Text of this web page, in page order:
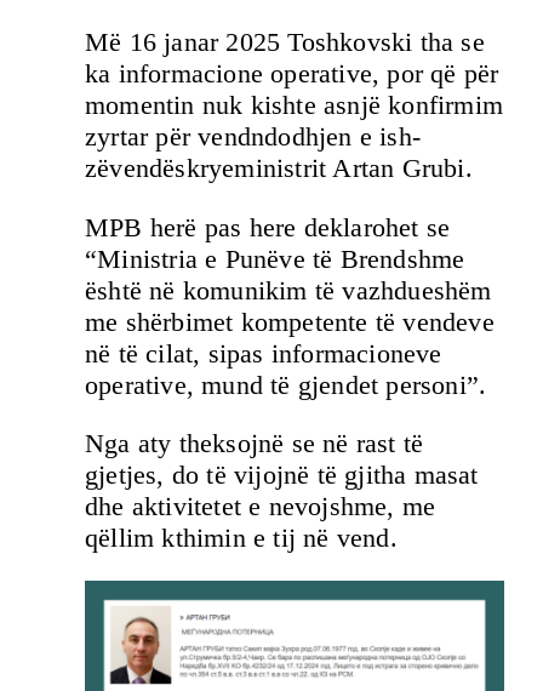
Më 16 janar 2025 Toshkovski tha se
ka informacione operative, por që për
momentin nuk kishte asnjë konfirmim
zyrtar për vendndodhjen e ish-
zëvendëskryeministrit Artan Grubi.
MPB herë pas here deklarohet se
“Ministria e Punëve të Brendshme
është në komunikim të vazhdueshëm
me shërbimet kompetente të vendeve
në të cilat, sipas informacioneve
operative, mund të gjendet personi”.
Nga aty theksojnë se në rast të
gjetjes, do të vijojnë të gjitha masat
dhe aktivitetet e nevojshme, me
qëllim kthimin e tij në vend.